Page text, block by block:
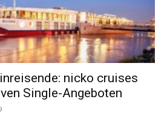
und
Reiseempfehlungen.
nicko cruises
Single-Angeboten